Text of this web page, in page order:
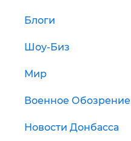
Блоги
Шоу-Биз
Мир
Военное Обозрение
Новости Донбасса